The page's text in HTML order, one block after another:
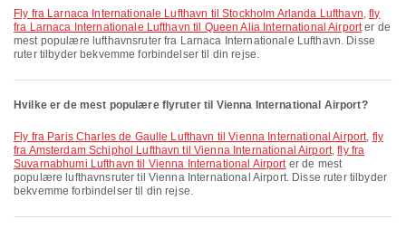
fly fra Larnaca Internationale Lufthavn til Stockholm Arlanda Lufthavn,fly
fra Larnaca Internationale Lufthavn til Queen Alia International Airporter de
mest populære lufthavnsruter fra Larnaca Internationale Lufthavn. Disse
ruter tilbyder bekvemme forbindelser til din rejse.
Hvilke er de mest populære flyruter til Vienna International Airport?
fly fra Paris Charles de Gaulle Lufthavn til Vienna International Airport, fly
fra Amsterdam Schiphol Lufthavn til Vienna International Airport,fly fra
Suvarnabhumi Lufthavn til Vienna International Airporter de mest
populære lufthavnsruter til Vienna International Airport. Disse ruter tilbyder
bekvemme forbindelser til din rejse.